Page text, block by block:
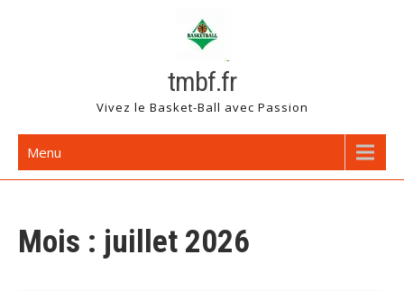
tmbf.fr
Vivez le Basket-Ball avec Passion
Menu
Mois : juillet 2026